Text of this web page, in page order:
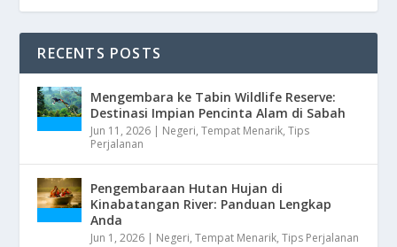
RECENTS POSTS
Mengembara ke Tabin Wildlife Reserve:
Destinasi Impian Pencinta Alam di Sabah
Jun 11, 2026 | Negeri,Tempat Menarik,Tips
Perjalanan
Pengembaraan Hutan Hujan di
Kinabatangan River: Panduan Lengkap
Anda
Jun 1, 2026 | Negeri,Tempat Menarik,Tips Perjalanan